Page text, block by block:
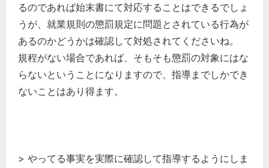
るのであれば始末書にて対応することはできるでしょ
うが、就業規則の懲罰規定に問題とされている行為が
あるのかどうかは確認して対処されてくださいね。
規程がない場合であれば、そもそも懲罰の対象にはな
らないということになりますので、指導までしかでき
ないことはあり得ます。
> やってる事実を実際に確認して指導するようにしま